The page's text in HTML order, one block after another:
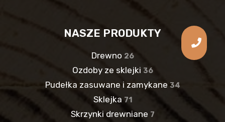
NASZE PRODUKTY
Drewno 26
Ozdoby ze sklejki 36
Pudełka zasuwane i zamykane 34
Sklejka 71
Skrzynki drewniane 7